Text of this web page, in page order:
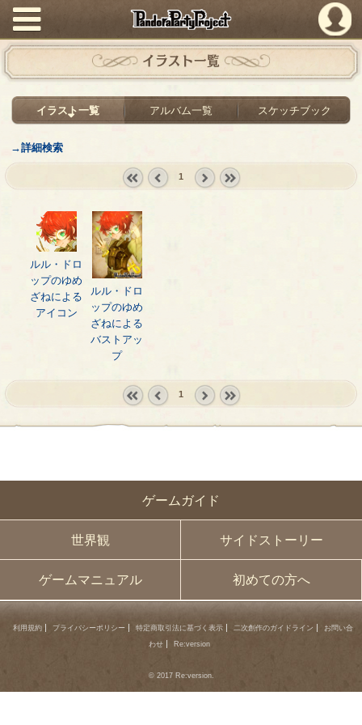
PandoraPartyProject
ゲームガイド
世界観 サイドストーリー
ゲームマニュアル 初めての方へ
イラスト一覧
イラスト一覧 アルバム一覧 スケッチブック
→詳細検索
1
ルル・ドロ
ップのゆめ
ざねによる
アイコン
ルル・ドロ
ップのゆめ
ざねによる
バストアッ
プ
1
利用規約 プライバシーポリシー 特定商取引法に基づく表示 二次創作のガイドライン
お問い合
わせ
Re:version
© 2017 Re:version.